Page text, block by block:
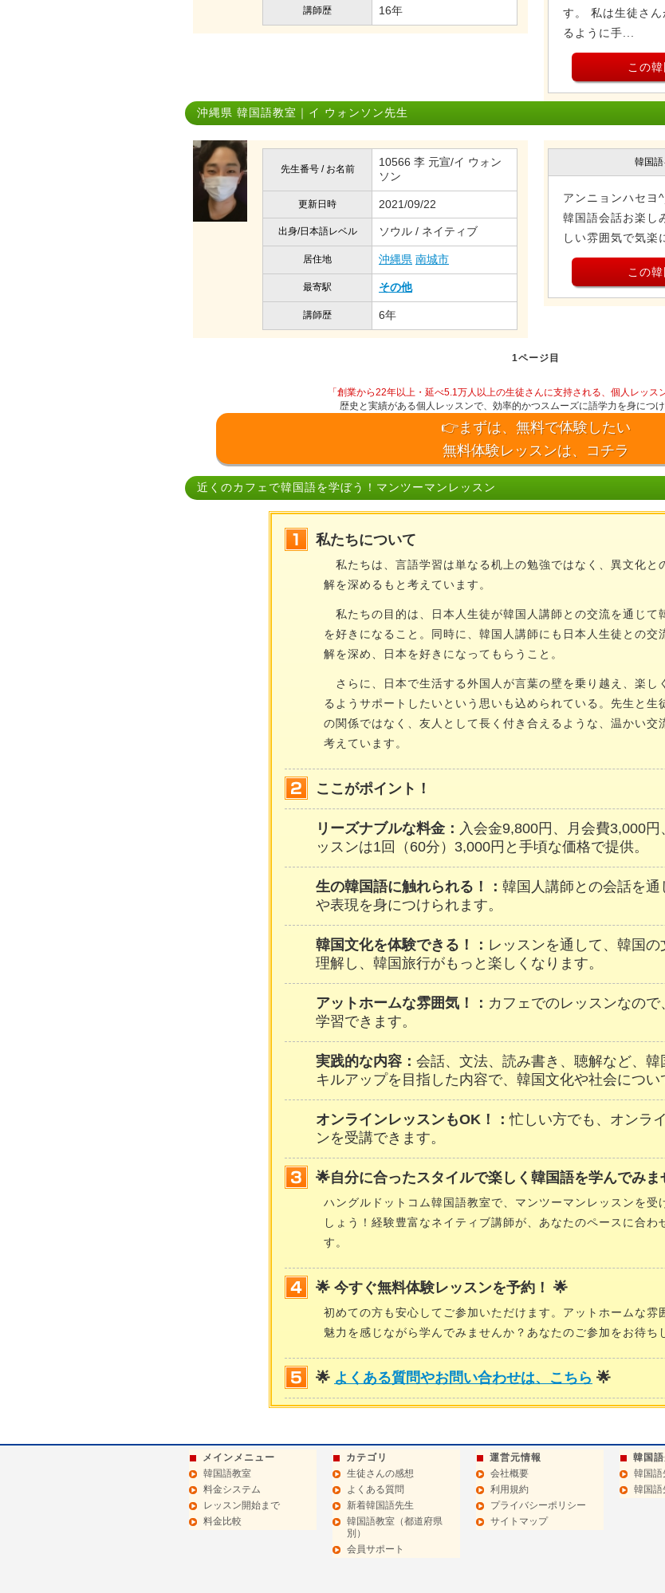
講師歴 16年
す。 私は生徒さ
るように手...
この
沖縄県 韓国語教室｜イ ウォンソン先生
先生番号 / お名前
10566 李 元宣/イ ウォン
ソン
更新日時 2021/09/22
出身/日本語レベル ソウル / ネイティブ
居住地 沖縄県 南城市
最寄駅 その他
講師歴 6年
韓国
アンニョンハセヨ
韓国語会話お楽し
しい雰囲気で気楽
この
1ページ目
「創業から22年以上・延べ5.1万人以上の生徒さんに支持される、個人レッス
歴史と実績がある個人レッスンで、効率的かつスムーズに語学力を身につけ
👉まずは、無料で体験したい
無料体験レッスンは、コチラ
近くのカフェで韓国語を学ぼう！マンツーマンレッスン
私たちについて
私たちは、言語学習は単なる机上の勉強ではなく、異文化と
解を深めるもと考えています。
私たちの目的は、日本人生徒が韓国人講師との交流を通じて
を好きになること。同時に、韓国人講師にも日本人生徒との交
解を深め、日本を好きになってもらうこと。
さらに、日本で生活する外国人が言葉の壁を乗り越え、楽し
るようサポートしたいという思いも込められている。先生と生
の関係ではなく、友人として長く付き合えるような、温かい交
考えています。
ここがポイント！
リーズナブルな料金： 入会金9,800円、月会費3,000
ッスンは1回（60分）3,000円と手頃な価格で提供。
生の韓国語に触れられる！： 韓国人講師との会話を
や表現を身につけられます。
韓国文化を体験できる！： レッスンを通して、韓国の
理解し、韓国旅行がもっと楽しくなります。
アットホームな雰囲気！： カフェでのレッスンなの
学習できます。
実践的な内容： 会話、文法、読み書き、聴解など、韓
キルアップを目指した内容で、韓国文化や社会につい
オンラインレッスンもOK！：忙しい方でも、オンラ
ンを受講できます。
🌟自分に合ったスタイルで楽しく韓国語を学んでみま
ハングルドットコム韓国語教室で、マンツーマンレッスンを受
しょう！経験豊富なネイティブ講師が、あなたのペースに合わ
す。
🌟 今すぐ無料体験レッスンを予約！ 🌟
初めての方も安心してご参加いただけます。アットホームな雰
魅力を感じながら学んでみませんか？あなたのご参加をお待ち
🌟 よくある質問やお問い合わせは、こちら 🌟
メインメニュー
韓国語教室
料金システム
レッスン開始まで
料金比較
カテゴリ
生徒さんの感想
よくある質問
新着韓国語先生
韓国語教室（都道府県
別）
会員サポート
運営元情報
会社概要
利用規約
プライバシーポリシー
サイトマップ
韓国
韓国語
韓国語